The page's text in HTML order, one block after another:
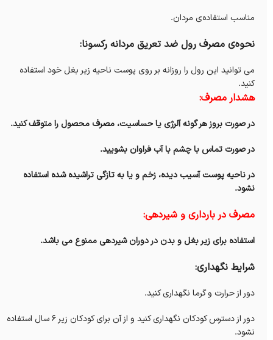
مناسب استفاده‌ی مردان.
نحوه‌ی مصرف رول ضد تعریق مردانه رکسونا:
می توانید این رول را روزانه بر روی پوست ناحیه زیر بغل خود استفاده
کنید.
هشدار مصرف:
در صورت بروز هر گونه آلرژی یا حساسیت، مصرف محصول را متوقف کنید.
در صورت تماس با چشم با آب فراوان بشویید.
در ناحیه پوست آسیب دیده، زخم و یا به تازگی تراشیده شده استفاده
نشود.
مصرف در بارداری و شیردهی:
استفاده برای زیر بغل و بدن در دوران شیردهی ممنوع می باشد.
شرایط نگهداری:
دور از حرارت و گرما نگهداری کنید.
دور از دسترس کودکان نگهداری کنید و از آن برای کودکان زیر ۶ سال استفاده
نشود.